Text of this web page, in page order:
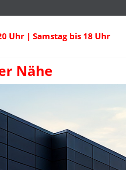
Uhr | Samstag bis 18 Uhr
Nähe